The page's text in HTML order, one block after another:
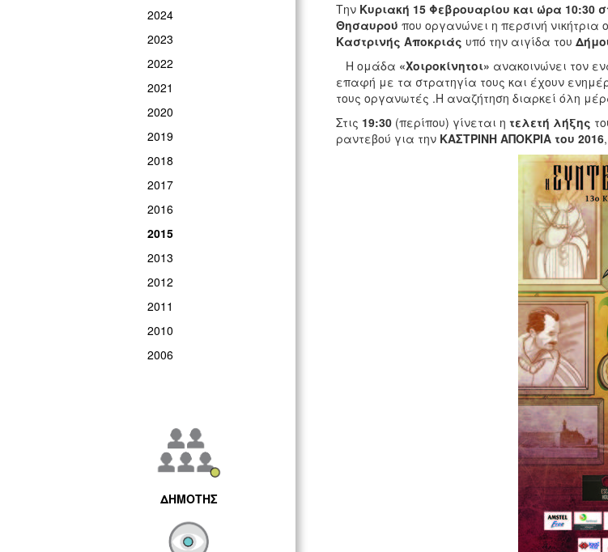
2024
2023
2022
2021
2020
2019
2018
2017
2016
2015
2013
2012
2011
2010
2006
ΔΗΜΟΤΗΣ
Την Κυριακή 15 Φεβρουαρίου και ώρα 10:30
Θησαυρού που οργανώνει η περσινή νικήτρια
Καστρινής Αποκριάς υπό την αιγίδα του
Η ομάδα «Χοιροκίνητοι» ανακοινώνει τον
επαφή με τα στρατηγία τους και έχουν
τους οργανωτές .Η αναζήτηση διαρκεί όλη
Στις 19:30(περίπου) γίνεται η τελετή λήξης
ραντεβού για την ΚΑΣΤΡΙΝΗ ΑΠΟΚΡΙΑ του 2016